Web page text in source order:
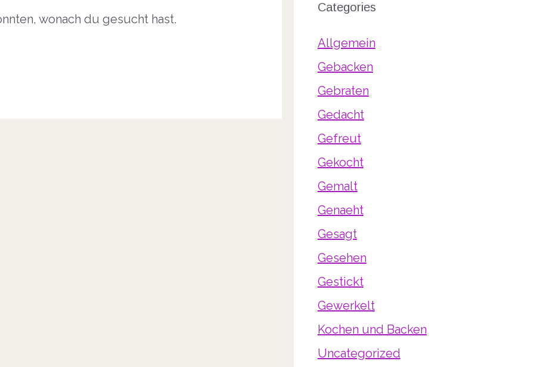
wonach du gesucht hast.
Categories
Allgemein
Gebacken
Gebraten
Gedacht
Gefreut
Gekocht
Gemalt
Genaeht
Gesagt
Gesehen
Gestickt
Gewerkelt
Kochen und Backen
Uncategorized